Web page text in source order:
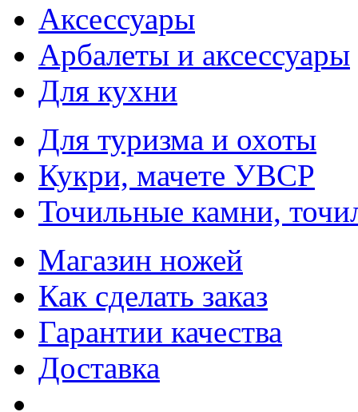
Аксессуары
Арбалеты и аксессуары
Для кухни
Для туризма и охоты
Кукри, мачете УВСР
Точильные камни,
Магазин ножей
Как сделать заказ
Гарантии качества
Доставка